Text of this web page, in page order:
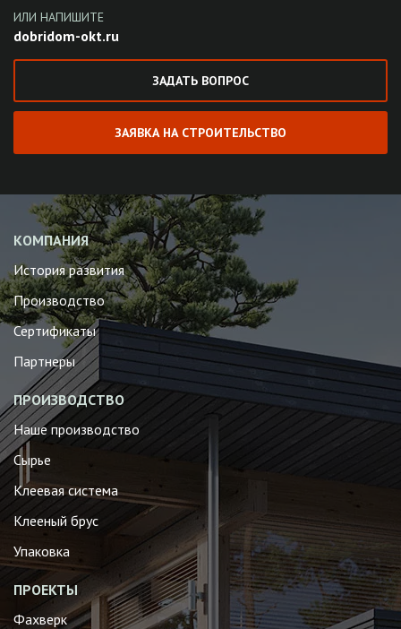
ИЛИ НАПИШИТЕ
dobridom-okt.ru
ЗАДАТЬ ВОПРОС
ЗАЯВКА НА СТРОИТЕЛЬСТВО
КОМПАНИЯ
История развития
Производство
Сертификаты
Партнеры
ПРОИЗВОДСТВО
Наше производство
Сырье
Клеевая система
Клееный брус
Упаковка
ПРОЕКТЫ
Фахверк